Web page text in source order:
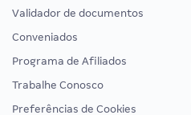
Validador de documentos
Conveniados
Programa de Afiliados
Trabalhe Conosco
Preferências de Cookies